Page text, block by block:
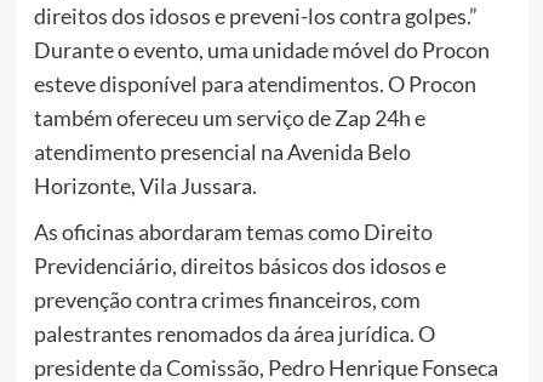
direitos dos idosos e preveni-los contra golpes.”
Durante o evento, uma unidade móvel do Procon
esteve disponível para atendimentos. O Procon
também ofereceu um serviço de Zap 24h e
atendimento presencial na Avenida Belo
Horizonte, Vila Jussara.
As oficinas abordaram temas como Direito
Previdenciário, direitos básicos dos idosos e
prevenção contra crimes financeiros, com
palestrantes renomados da área jurídica. O
presidente da Comissão, Pedro Henrique Fonseca